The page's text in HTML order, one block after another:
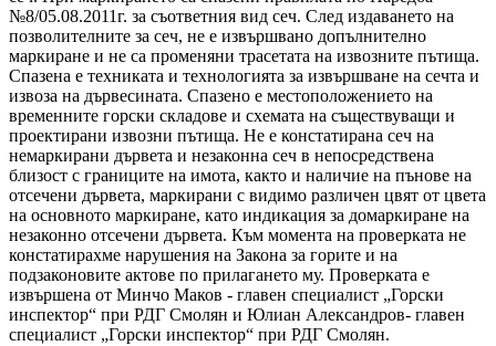
№8/05.08.2011г. за съответния вид сеч. След издаването на
позволителните за сеч, не е извършвано допълнително
маркиране и не са променяни трасетата на извозните пътища.
Спазена е техниката и технологията за извършване на сечта и
извоза на дървесината. Спазено е местоположението на
временните горски складове и схемата на съществуващи и
проектирани извозни пътища. Не е констатирана сеч на
немаркирани дървета и незаконна сеч в непосредствена
близост с границите на имота, както и наличие на пънове на
отсечени дървета, маркирани с видимо различен цвят от цвета
на основното маркиране, като индикация за домаркиране на
незаконно отсечени дървета. Към момента на проверката не
констатирахме нарушения на Закона за горите и на
подзаконовите актове по прилагането му. Проверката е
извършена от Минчо Маков - главен специалист „Горски
инспектор“ при РДГ Смолян и Юлиан Александров- главен
специалист „Горски инспектор“ при РДГ Смолян.